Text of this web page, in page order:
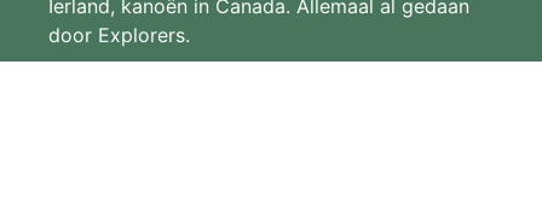
Ierland, kanoën in Canada. Allemaal al gedaan
door Explorers.